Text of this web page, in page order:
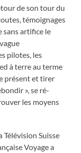
de son tour du
témoignages
sans artifice le
pilotes, les
à terre au terme
présent et tirer
», se ré-
les moyens
Télévision Suisse
Voyage a